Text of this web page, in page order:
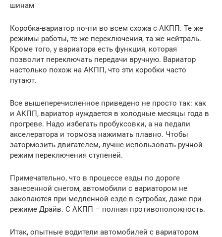
шинам
Коробка-вариатор почти во всем схожа с АКПП. Те же
режимы работы, те же переключения, та же нейтраль.
Кроме того, у вариатора есть функция, которая
позволит переключать передачи вручную. Вариатор
настолько похож на АКПП, что эти коробки часто
путают.
Все вышеперечисленное приведено не просто так: как
и АКПП, вариатор нуждается в холодные месяцы года в
прогреве. Надо избегать пробуксовки, а на педали
акселератора и тормоза нажимать плавно. Чтобы
затормозить двигателем, лучше использовать ручной
режим переключения ступеней.
Примечательно, что в процессе езды по дороге
занесенной снегом, автомобили с вариатором не
закопаются при медленной езде в сугробах, даже при
режиме Драйв. С АКПП – полная противоположность.
Итак, опытные водители автомобилей с вариатором